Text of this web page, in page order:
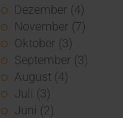
Dezember (4)
November (7)
Oktober (3)
September (3)
August (4)
Juli (3)
Juni (2)